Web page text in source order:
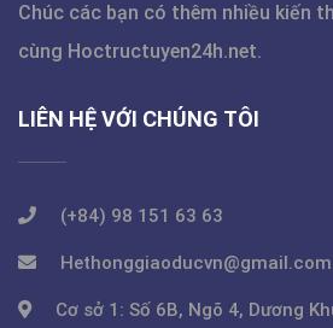
Chúc các bạn có thêm nhiều kiến
cùng Hoctructuyen24h.net.
LIÊN HỆ VỚI CHÚNG TÔI
(+84) 98 151 63 63
Hethonggiaoducvn@gmail.com
Cơ sở 1: Số 6B, Ngõ 4, Dương